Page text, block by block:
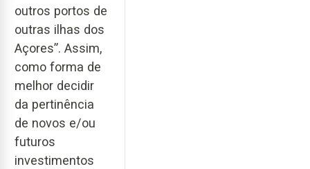
outros portos de
outras ilhas dos
Açores”. Assim,
como forma de
melhor decidir
da pertinência
de novos e/ou
futuros
investimentos